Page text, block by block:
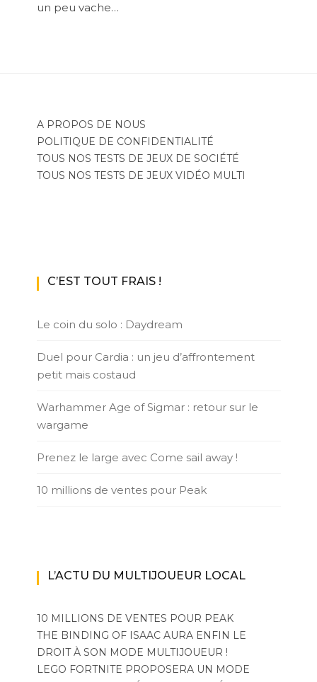
un peu vache…
A PROPOS DE NOUS
POLITIQUE DE CONFIDENTIALITÉ
TOUS NOS TESTS DE JEUX DE SOCIÉTÉ
TOUS NOS TESTS DE JEUX VIDÉO MULTI
C’EST TOUT FRAIS !
Le coin du solo : Daydream
Duel pour Cardia : un jeu d’affrontement
petit mais costaud
Warhammer Age of Sigmar : retour sur le
wargame
Prenez le large avec Come sail away !
10 millions de ventes pour Peak
L’ACTU DU MULTIJOUEUR LOCAL
10 MILLIONS DE VENTES POUR PEAK
THE BINDING OF ISAAC AURA ENFIN LE
DROIT À SON MODE MULTIJOUEUR !
LEGO FORTNITE PROPOSERA UN MODE